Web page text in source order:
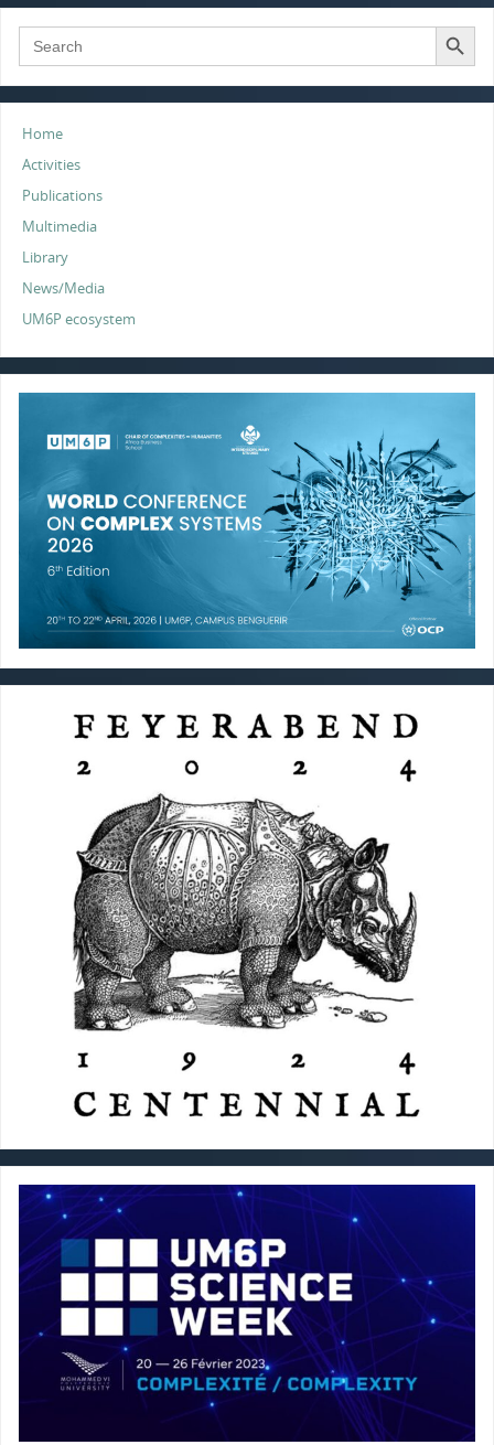
t
e
r
b
o
k
e
I
n
s
p
p
l
e
Search
for:
Search Button
Home
Activities
Publications
Multimedia
Library
News/Media
UM6P ecosystem